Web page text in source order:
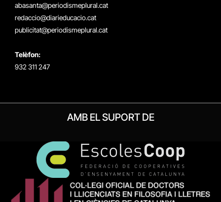
abasanta@periodismeplural.cat
redaccio@diarieducacio.cat
publicitat@periodismeplural.cat
Telèfon:
932 311 247
AMB EL SUPORT DE